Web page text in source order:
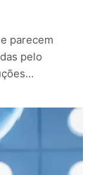
parecem
pelo